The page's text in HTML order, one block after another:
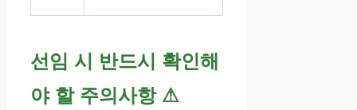
선임 시 반드시 확인해
야 할 주의사항⚠